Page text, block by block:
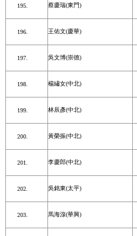
蔡慶瑞(東門)
王佑文(慶華)
吳文博(崇德)
楊繡女(中北)
林辰彥(中北)
黃榮振(中北)
李慶郎(中北)
吳銘東(太平)
馬海湶(華興)